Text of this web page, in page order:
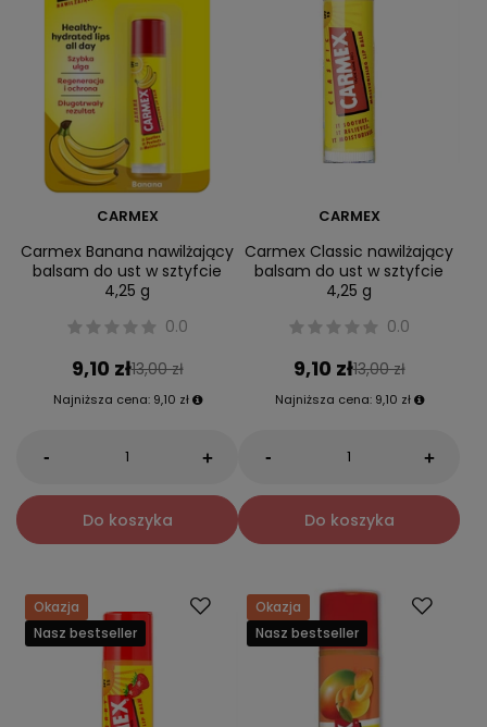
CARMEX
Carmex Banana nawilżający
balsam do ust w sztyfcie
4,25 g
0.0
9,10 zł13,00 zł
Najniższa cena: 9,10 zł
- +
Do koszyka
CARMEX
Carmex Classic nawilżający
balsam do ust w sztyfcie
4,25 g
0.0
9,10 zł13,00 zł
Najniższa cena: 9,10 zł
- +
Do koszyka
Okazja
Nasz bestseller
Okazja
Nasz bestseller